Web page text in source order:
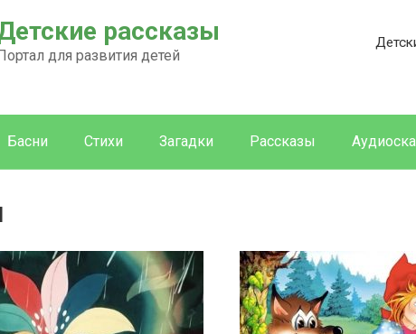
рассказы
для развития детей
Басни Стихи Загадки Рассказы